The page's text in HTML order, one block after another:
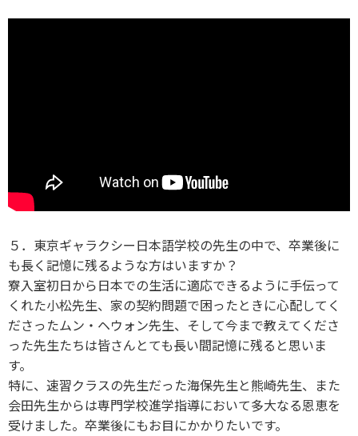
５．東京ギャラクシー日本語学校の先生の中で、卒業後に
も長く記憶に残るような方はいますか？
寮入室初日から日本での生活に適応できるように手伝って
くれた小松先生、家の契約問題で困ったときに心配してく
ださったムン・ヘウォン先生、そして今まで教えてくださ
った先生たちは皆さんとても長い間記憶に残ると思いま
す。
特に、速習クラスの先生だった海保先生と熊崎先生、また
会田先生からは専門学校進学指導において多大なる恩恵を
受けました。卒業後にもお目にかかりたいです。